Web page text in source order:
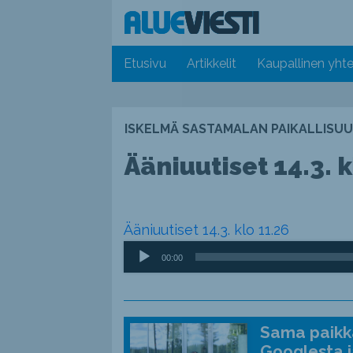
Etusivu Artikkelit Kaupallinen
ISKELMÄ SASTAMALAN
Ääniuutiset 14.3.
Ääniuutiset 14.3. klo 11.26
Äänitoistin
00:00
Sama